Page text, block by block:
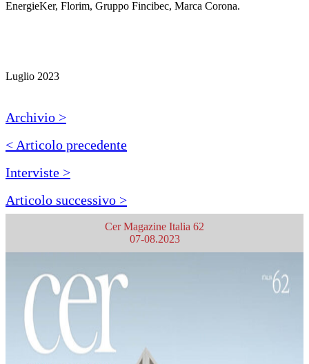
EnergieKer, Florim, Gruppo Fincibec, Marca Corona.
Luglio 2023
Archivio >
< Articolo precedente
Interviste >
Articolo successivo >
Cer Magazine Italia 62
07-08.2023